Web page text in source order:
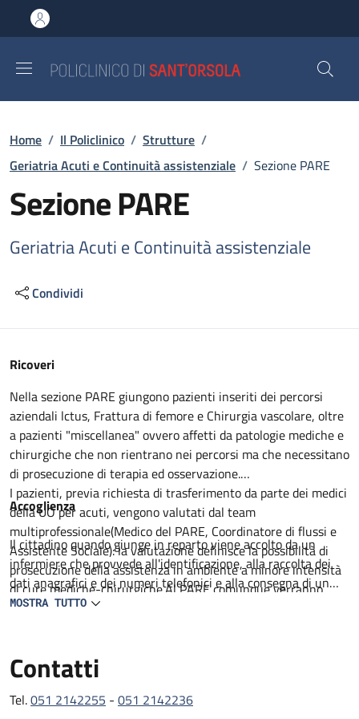
al contenuto principale
to footer content
Briciole di pane
Home / Il Policlinico / Strutture /
Geriatria Acuti e Continuità assistenziale / Sezione PARE
Sezione PARE
Geriatria Acuti e Continuità assistenziale
Condividi
Descrizione
Ricoveri
Nella sezione PARE giungono pazienti inseriti dei percorsi
aziendali lctus, Frattura di femore e Chirurgia vascolare, oltre
a pazienti "miscellanea" ovvero affetti da patologie mediche e
chirurgiche che non rientrano nei percorsi ma che necessitano
di prosecuzione di terapia ed osservazione.
I pazienti, previa richiesta di trasferimento da parte dei medici
della UO per acuti, vengono valutati dal team
multiprofessionale(Medico del PARE, Coordinatore di flussi e
Assistente Sociale): la valutazione definisce la possibilità di
prosecuzione della assistenza in ambiente a minore intensità
di cure mediche-chirurgiche.Al PARE comunque verranno
proseguiti percorsi medico terapeutici non ancora completati,
All'ingresso del paziente al PARE il team, composto da
Fisiatra e /o Fisioterapista con il coinvolgimento del Caregiver
Accoglienza
Il cittadino quando giunge in reparto viene accolto da un
infermiere che provvede all'identificazione, alla raccolta dei
dati anagrafici e dei numeri telefonici e alla consegna di un
prestampato con informazioni utili. Il degente viene
clinica ed infermieristica dove viene delineato il percorso
diagnostico e terapeutico e raccolti il consenso per tutte le
procedure che lo richiedono.
MOSTRA TUTTO
Contatti
Tel.051 2142255 - 051 2142236